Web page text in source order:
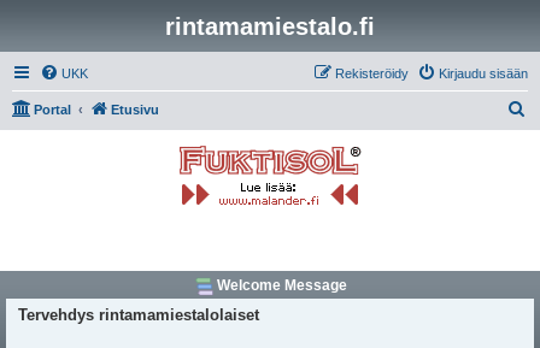
rintamamiestalo.fi
UKK Kirjaudu sisään
Rekisteröidy
Portal Etusivu
Welcome Message
Tervehdys rintamamiestalolaiset